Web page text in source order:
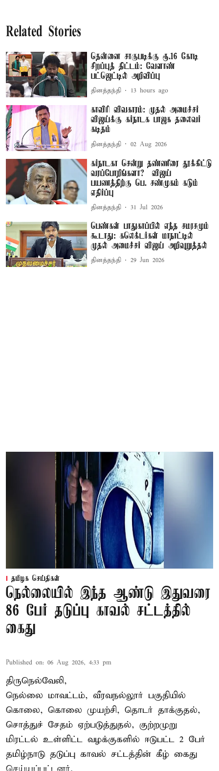
Related Stories
தென்னை சாகுபடிக்கு ரூ.16 கோடி
சிறப்புத் திட்டம்: வேளாண்
பட்ஜெட்டில் அறிவிப்பு
தினத்தந்தி 13 hours ago
காவிரி விவகாரம்: முதல் அமைச்சர்
விஜய்க்கு கர்நாடக பாஜக தலைவர்
கடிதம்
தினத்தந்தி 02 Aug 2026
கர்நாடகா சென்று தண்ணீரை தூக்கிட்டு
வரப்போறீங்களா? – விஜய்
பயணத்திற்கு பெ. சண்முகம் கடும்
எதிர்ப்பு
தினத்தந்தி 31 Jul 2026
பெண்கள் பாதுகாப்பில் எந்த சமரசமும்
கூடாது: கலெக்டர்கள் மாநாட்டில்
முதல் அமைச்சர் விஜய் அறிவுறுத்தல்
தினத்தந்தி 29 Jun 2026
தமிழக செய்திகள்
நெல்லையில் இந்த ஆண்டு இதுவரை
86 பேர் தடுப்பு காவல் சட்டத்தில்
கைது
Published on: 06 Aug 2026, 4:33 pm
திருநெல்வேலி,
நெல்லை மாவட்டம், வீரவநல்லூர் பகுதியில்
கொலை, கொலை முயற்சி, தொடர் தாக்குதல்,
சொத்துச் சேதம் ஏற்படுத்துதல், குற்றமுறு
மிரட்டல் உள்ளிட்ட வழக்குகளில் ஈடுபட்ட 2 பேர்
தமிழ்நாடு தடுப்பு காவல் சட்டத்தின் கீழ் கைது
செய்யப்பட்டனர்.